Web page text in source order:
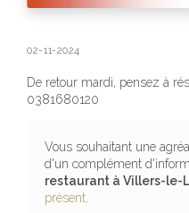
02-11-2024
De retour mardi, pensez à
0381680120
Vous souhaitant une
d'un complément
restaurant à Villers-le-
présent.